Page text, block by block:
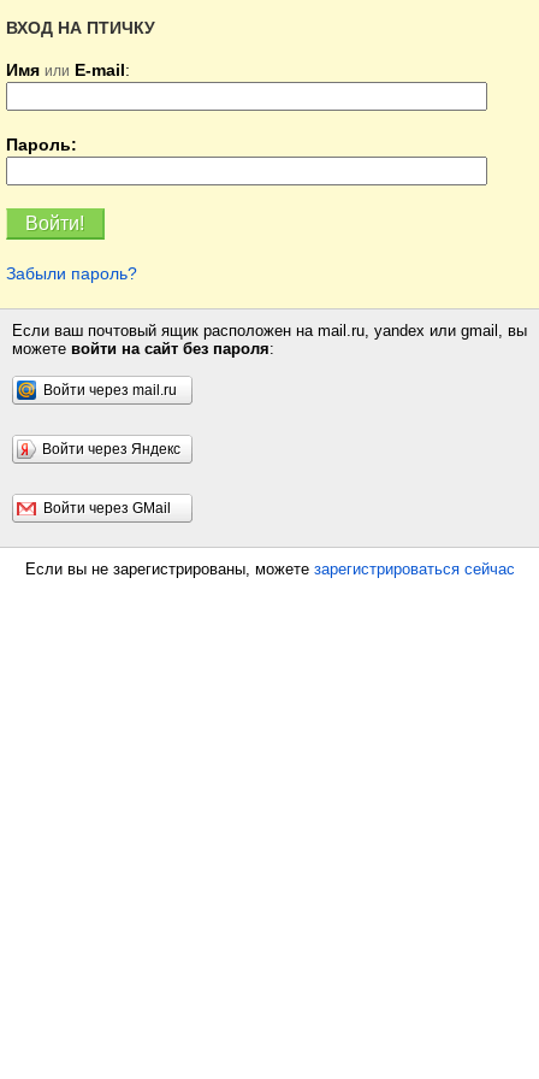
ВХОД НА ПТИЧКУ
Имя или E-mail:
Пароль:
Забыли пароль?
Если ваш почтовый ящик расположен на mail.ru, yandex или gmail, вы
можете войти на сайт без пароля:
Войти через mail.ru
Войти через Яндекс
Войти через GMail
Если вы не зарегистрированы, можете зарегистрироваться сейчас